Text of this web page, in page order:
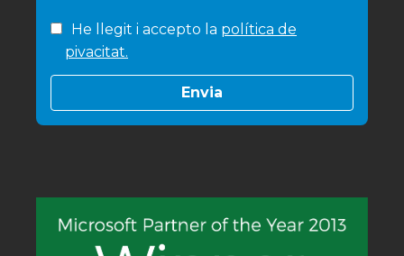
He llegit i accepto la política de
pivacitat.